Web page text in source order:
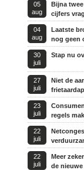
05
aug
Bijna
cijfers
04
aug
Laatste
nog geen
30
juli
Stap nu
27
juli
Niet de
23
juli
regels
22
juli
22
juli
Meer
de